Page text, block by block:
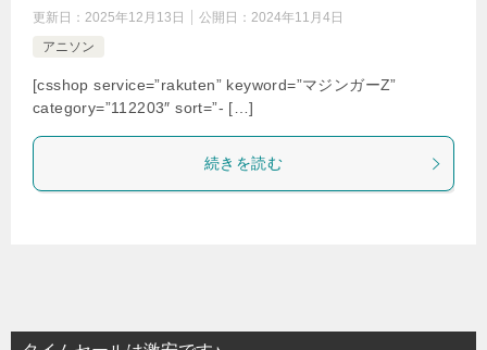
更新日： 2025年12月13日 公開日： 2024年11月4日
アニソン
[csshop service=”rakuten” keyword=”マジンガーZ”
category=”112203″ sort=”- […]
続きを読む